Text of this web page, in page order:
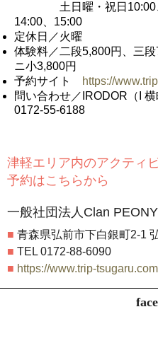
土日曜・祝日10:00、
14:00、15:00
定休日／火曜
体験料／二段5,800円、三
ニ小3,800円
予約サイト
https://
問い合わせ／IRODOR（I
0172-55-6188
津軽エリア内のアクティ
予約はこちらから
一般社団法人Clan
■ 青森県弘前市下白銀町2-1
■ TEL 0172-88-6090
■ https://www.trip-tsugaru.com